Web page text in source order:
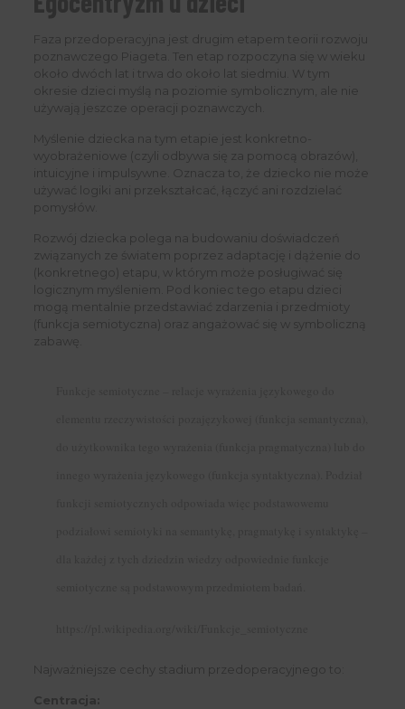
Faza przedoperacyjna jest drugim etapem teorii rozwoju
poznawczego Piageta. Ten etap rozpoczyna się w wieku
około dwóch lat i trwa do około lat siedmiu. W tym
okresie dzieci myślą na poziomie symbolicznym, ale nie
używają jeszcze operacji poznawczych.
Myślenie dziecka na tym etapie jest konkretno-
wyobrażeniowe (czyli odbywa się za pomocą obrazów),
intuicyjne i impulsywne. Oznacza to, że dziecko nie może
używać logiki ani przekształcać, łączyć ani rozdzielać
pomysłów.
Rozwój dziecka polega na budowaniu doświadczeń
związanych ze światem poprzez adaptację i dążenie do
(konkretnego) etapu, w którym może posługiwać się
logicznym myśleniem. Pod koniec tego etapu dzieci
mogą mentalnie przedstawiać zdarzenia i przedmioty
(funkcja semiotyczna) oraz angażować się w symboliczną
zabawę.
Najważniejsze cechy stadium przedoperacyjnego to:
Centracja: